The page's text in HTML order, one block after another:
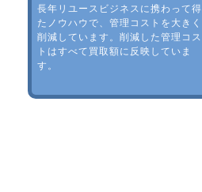
長年リユースビジネスに携わって得
たノウハウで、管理コストを大きく
削減しています。削減した管理コス
トはすべて買取額に反映していま
す。